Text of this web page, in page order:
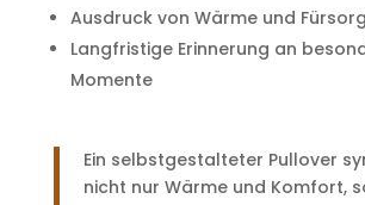
Ausdruck von Wärme und
Langfristige Erinnerung an
Momente
Ein selbstgestalteter Pullover
nicht nur Wärme und Komfort,